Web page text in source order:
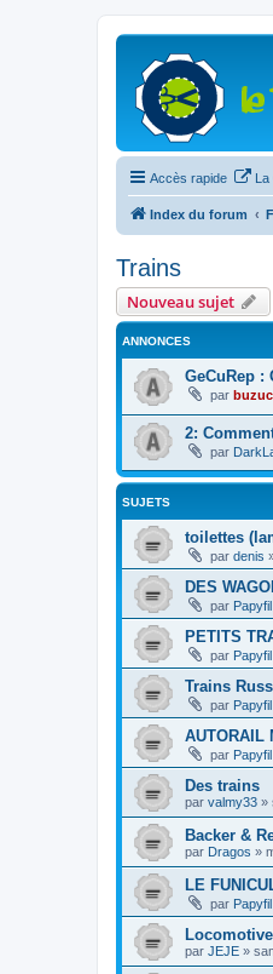
Accès rapide La
Index du forum
Trains
Nouveau sujet
ANNONCES
GeCuRep :
par buzuc
2:
par
SUJETS
toilettes
par denis
DES
par Papyfil
PETITS
par Papyfil
Trains
par Papyfil
AUTORAIL
par Papyfil
Des trains
par valmy33 »
Backer &
par Dragos »
LE
par Papyfil
par JEJE »